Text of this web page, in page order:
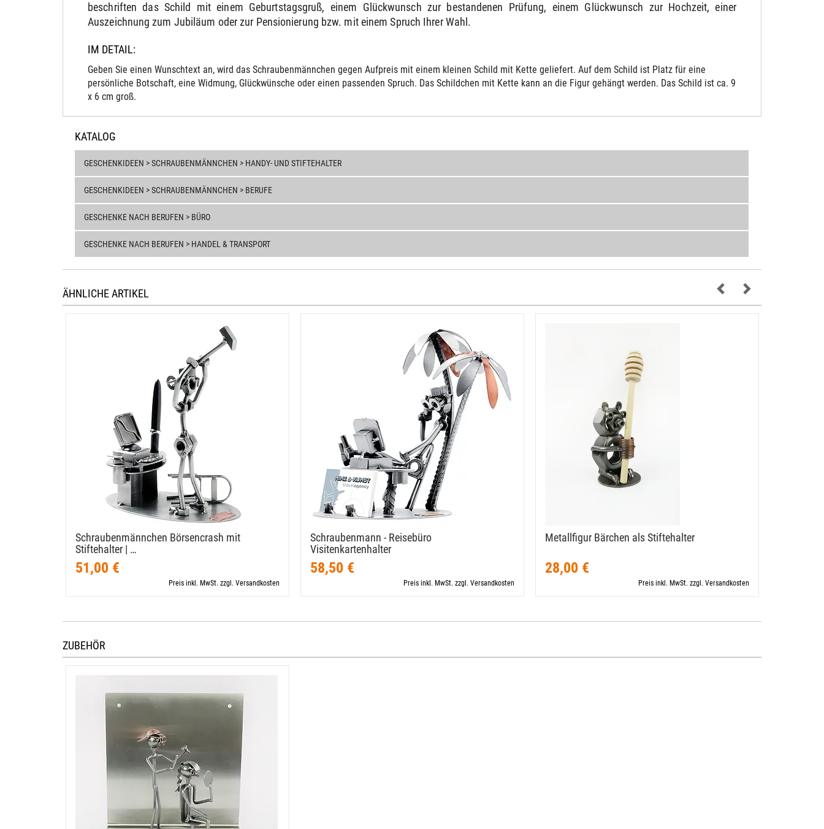
beschriften das Schild mit einem Geburtstagsgruß, einem Glückwunsch zur bestandenen Prüfung, einem Glückwunsch zur Hochzeit, einer
Auszeichnung zum Jubiläum oder zur Pensionierung bzw. mit einem Spruch Ihrer Wahl.
IM DETAIL:
Geben Sie einen Wunschtext an, wird das Schraubenmännchen gegen Aufpreis mit einem kleinen Schild mit Kette geliefert. Auf dem Schild ist Platz für eine
persönliche Botschaft, eine Widmung, Glückwünsche oder einen passenden Spruch. Das Schildchen mit Kette kann an die Figur gehängt werden. Das Schild ist ca. 9
x 6 cm groß.
KATALOG
GESCHENKIDEEN > SCHRAUBENMÄNNCHEN > HANDY- UND STIFTEHALTER
GESCHENKIDEEN > SCHRAUBENMÄNNCHEN > BERUFE
GESCHENKE NACH BERUFEN > BÜRO
GESCHENKE NACH BERUFEN > HANDEL & TRANSPORT
ÄHNLICHE ARTIKEL
Schraubenmännchen Börsencrash mit
Stiftehalter | …
51,00 €
Preis inkl. MwSt. zzgl. Versandkosten
Schraubenmann - Reisebüro
Visitenkartenhalter
58,50 €
Preis inkl. MwSt. zzgl. Versandkosten
Metallfigur Bärchen als Stiftehalter
28,00 €
Preis inkl. MwSt. zzgl. Versandkosten
ZUBEHÖR